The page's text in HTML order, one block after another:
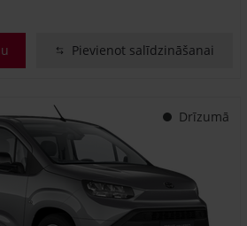
Pievienot salīdzināšanai
Drīzumā